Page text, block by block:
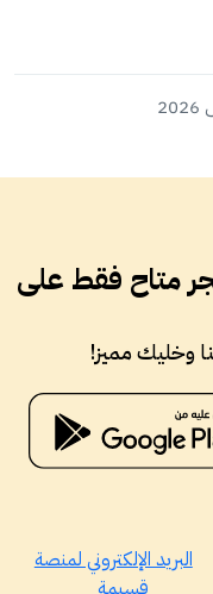
فيه اكثر من 65 متجر متاح فقط على
وخليك مميز!